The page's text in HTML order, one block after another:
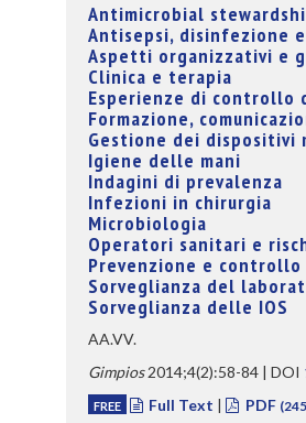
Antimicrobial
Antisepsi, disinfezione
Aspetti organizzativi e
Clinica e terapia
Esperienze di controllo
Formazione,
Gestione dei dispositivi
Igiene delle mani
Indagini di prevalenza
Infezioni in chirurgia
Microbiologia
Operatori sanitari e
Prevenzione e controllo
Sorveglianza del
Sorveglianza delle IOS
AA.VV.
Gimpios2014;4(2):58-84 | DOI
FREE Full Text | PDF